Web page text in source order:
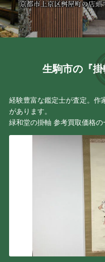
生駒市の『
経験豊富な鑑定士が査定。作
があります。
緑和堂の掛軸 参考買取価格の